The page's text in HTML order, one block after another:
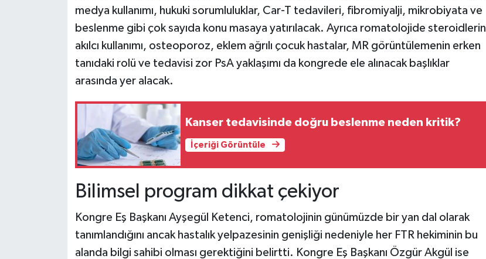
medya kullanımı, hukuki sorumluluklar, Car-T tedavileri, fibromiyalji, mikrobiyata ve
beslenme gibi çok sayıda konu masaya yatırılacak. Ayrıca romatolojide steroidlerin
akılcı kullanımı, osteoporoz, eklem ağrılı çocuk hastalar, MR görüntülemenin erken
tanıdaki rolü ve tedavisi zor PsA yaklaşımı da kongrede ele alınacak başlıklar
arasında yer alacak.
Kanser tedavisinde doğru beslenme neden kritik?
İçeriği Görüntüle
Bilimsel program dikkat çekiyor
Kongre Eş Başkanı Ayşegül Ketenci, romatolojinin günümüzde bir yan dal olarak
tanımlandığını ancak hastalık yelpazesinin genişliği nedeniyle her FTR hekiminin bu
alanda bilgi sahibi olması gerektiğini belirtti. Kongre Eş Başkanı Özgür Akgül ise